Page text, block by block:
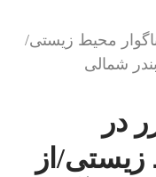
محیط زیستی/
در
از